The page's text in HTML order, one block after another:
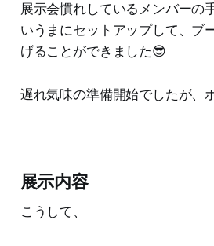
展示会慣れしているメンバーの
いうまにセットアップして、ブ
げることができました😎
遅れ気味の準備開始でしたが、
展示内容
こうして、